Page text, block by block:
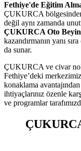
Fethiye'de Eğitim
ÇUKURCA
değil aynı zamanda
ÇUKURCA Oto
kazandırmanın yanı
da sunar.
ÇUKURCA ve civar
Fethiye’deki
konaklama
ihtiyaçlarınız özenle
ve programlar